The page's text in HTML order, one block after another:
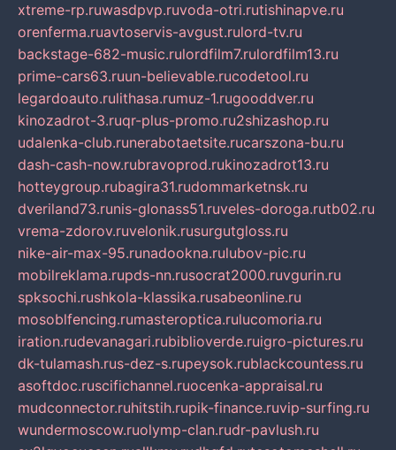
xtreme-rp.ruwasdpvp.ruvoda-otri.rutishinapve.ru
orenferma.ruavtoservis-avgust.rulord-tv.ru
backstage-682-music.rulordfilm7.rulordfilm13.ru
prime-cars63.ruun-believable.rucodetool.ru
legardoauto.rulithasa.rumuz-1.rugooddver.ru
kinozadrot-3.ruqr-plus-promo.ru2shizashop.ru
udalenka-club.runerabotaetsite.rucarszona-bu.ru
dash-cash-now.rubravoprod.rukinozadrot13.ru
hotteygroup.rubagira31.rudommarketnsk.ru
dveriland73.runis-glonass51.ruveles-doroga.rutb02.ru
vrema-zdorov.ruvelonik.rusurgutgloss.ru
nike-air-max-95.runadookna.rulubov-pic.ru
mobilreklama.rupds-nn.rusocrat2000.ruvgurin.ru
spksochi.rushkola-klassika.rusabeonline.ru
mosoblfencing.rumasteroptica.rulucomoria.ru
iration.rudevanagari.rubiblioverde.ruigro-pictures.ru
dk-tulamash.rus-dez-s.rupeysok.rublackcountess.ru
asoftdoc.ruscifichannel.ruocenka-appraisal.ru
mudconnector.ruhitstih.rupik-finance.ruvip-surfing.ru
wundermoscow.ruolymp-clan.rudr-pavlush.ru